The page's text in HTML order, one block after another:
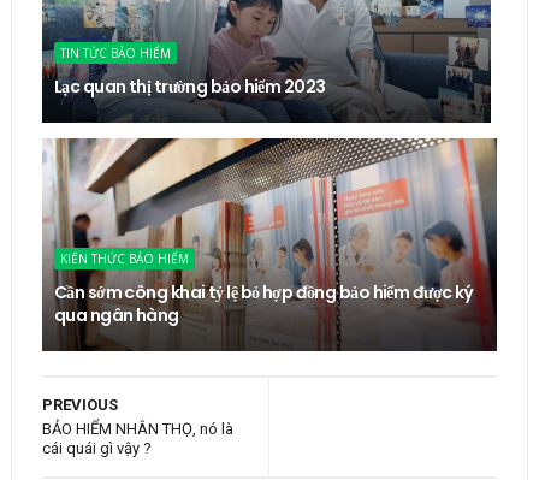
TIN TỨC BẢO HIỂM
Lạc quan thị trường bảo hiểm 2023
KIẾN THỨC BẢO HIỂM
Cần sớm công khai tỷ lệ bỏ hợp đồng bảo hiểm được ký
qua ngân hàng
PREVIOUS
BẢO HIỂM NHÂN THỌ, nó là
cái quái gì vậy ?